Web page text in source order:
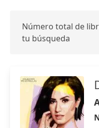
Número total de
tu búsqueda